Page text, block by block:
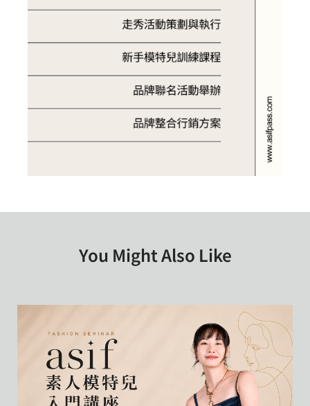
You Might Also Like